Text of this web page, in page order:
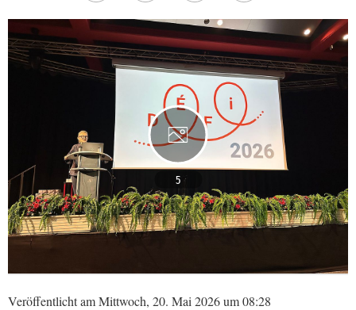
5
Veröffentlicht am Mittwoch, 20. Mai 2026 um 08:28